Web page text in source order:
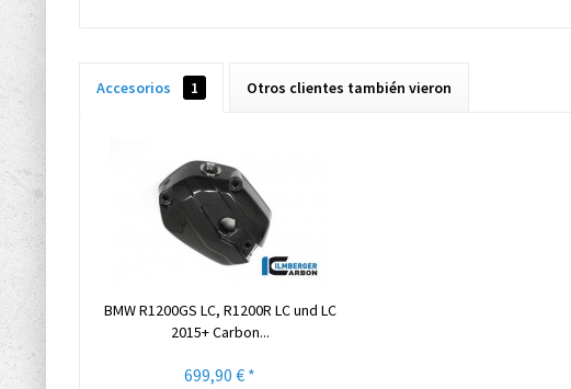
Accesorios 1 Otros clientes también vieron
BMW R1200GS LC, R1200R LC und LC
2015+ Carbon...
699,90 € *